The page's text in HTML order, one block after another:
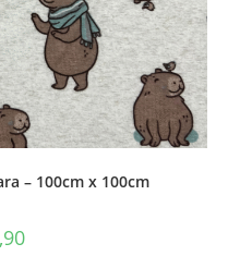
– 100cm x 100cm